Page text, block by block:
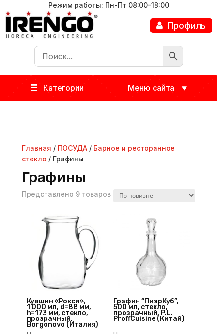
Режим работы: Пн-Пт 08:00-18:00
Профиль
Категории Меню сайта
Главная / ПОСУДА/ Барное и ресторанное
стекло / Графины
Графины
Представлено 9 товаров
Кувшин «Рокси»,
1 000 мл, d=88 мм,
h=173 мм, стекло,
прозрачный,
Borgonovo (Италия)
Графин “ПиэрКуб”,
500 мл, стекло,
прозрачный, P.L.
ProffСuisine (Китай)